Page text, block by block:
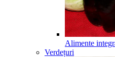
Alimente
Verdețuri